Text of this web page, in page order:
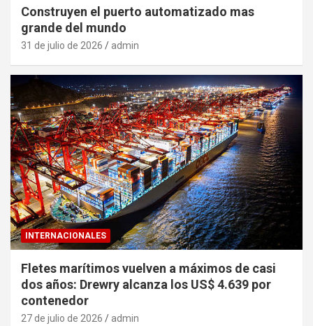
Construyen el puerto automatizado mas
grande del mundo
31 de julio de 2026 admin
INTERNACIONALES
Fletes marítimos vuelven a máximos de casi
dos años: Drewry alcanza los US$ 4.639 por
contenedor
27 de julio de 2026 admin